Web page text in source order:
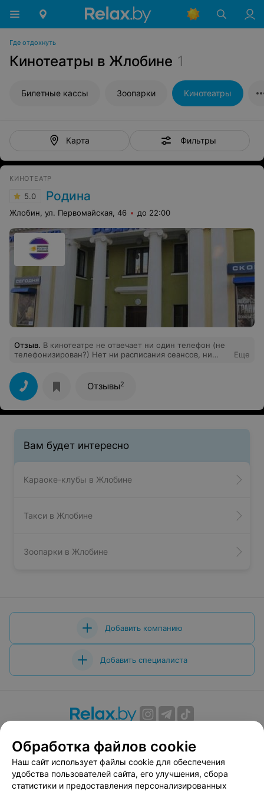
Где отдохнуть
Кинотеатры в Жлобине 1
Билетные кассы Зоопарки Кинотеатры
Карта Фильтры
КИНОТЕАТР
5.0 Родина
Жлобин, ул. Первомайская, 46 до 22:00
Отзыв. В кинотеатре не отвечает ни один телефон (не
телефонизирован?) Нет ни расписания сеансов, ни
Зачем давать номера телефонов, если никто не
собирается отвечать на их звонки? И хотели сходить,
да видно никто нас там не ждет. Такую и рекламу вам
дадим....
Еще
Отзывы2
Вам будет интересно
Караоке-клубы в Жлобине
Такси в Жлобине
Зоопарки в Жлобине
Добавить компанию
Добавить специалиста
Вакансии
Публичный договор
Способы оплаты
Публичный договор по использованию сервиса
«Афиша»
Обработка файлов cookie
Наш сайт использует файлы cookie для обеспечения
удобства пользователей сайта, его улучшения, сбора
статистики и предоставления персонализированных